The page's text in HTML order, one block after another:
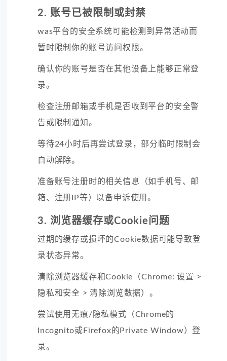
2. 账号已被限制或封禁
was平台的安全系统可能检测到异常活动而
暂时限制你的账号访问权限。
确认你的账号是否在其他设备上能够正常登
录。
检查注册邮箱或手机是否收到平台的安全警
告或限制通知。
等待24小时后再尝试登录，部分临时限制会
自动解除。
准备账号注册时的相关信息（如手机号、邮
箱、注册IP等）以备申诉使用。
3. 浏览器缓存或Cookie问题
过期的缓存或损坏的Cookie数据可能导致登
录状态异常。
清除浏览器缓存和Cookie（Chrome: 设置 >
隐私和安全 > 清除浏览数据）。
尝试使用无痕/隐私模式（Chrome的
Incognito或Firefox的Private Window）登
录。